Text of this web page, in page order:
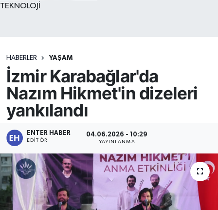
TEKNOLOJİ
HABERLER YAŞAM
İzmir Karabağlar'da
Nazım Hikmet'in dizeleri
yankılandı
ENTER HABER
EDITÖR
04.06.2026 - 10:29
YAYINLANMA